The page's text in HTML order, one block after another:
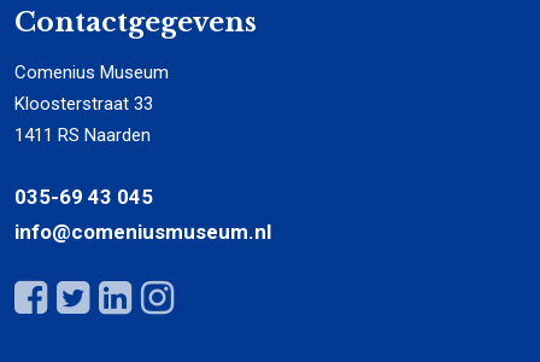
Contactgegevens
Comenius Museum
Kloosterstraat 33
1411 RS Naarden
035-69 43 045
info@comeniusmuseum.nl